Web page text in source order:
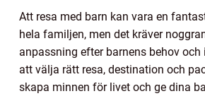
Att resa med barn kan vara en
hela familjen, men det kräver
anpassning efter barnens behov och
att välja rätt resa, destination och
skapa minnen för livet och ge dina